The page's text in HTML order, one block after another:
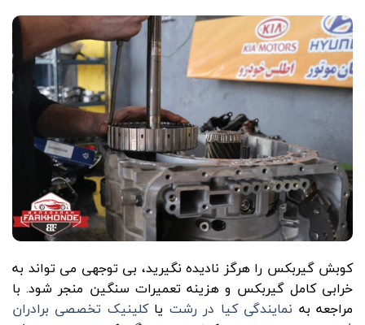
کوبش گیربکس را هرگز نادیده نگیرید، بی توجهی می تواند به
خرابی کامل گیربکس و هزینه تعمیرات سنگین منجر شود. با
مراجعه به نمایندگی کیا در رشت یاکلینیک‌ تخصصی برادران